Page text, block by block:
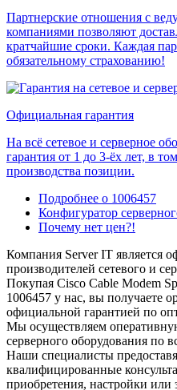
Партнерские отношения с
компаниями позволяют
кратчайшие сроки. Каждая
обязательному страхованию!
Официальная гарантия
На всё сетевое и серверное
гарантия от 1 до 3-ёх лет, в
производства позиции.
Подробнее о 1006457
Конфигуратор
Почему нет цен?!
Компания Server IT является
производителей сетевого и
Покупая Cisco Cable Modem
1006457 у нас, вы получаете
официальной гарантией по
Мы осуществляем
серверного оборудования по
Наши специалисты
квалифицированные
приобретения, настройки или